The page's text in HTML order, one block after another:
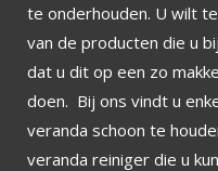
te onderhouden. U wilt
van de producten die u
dat u dit op een zo
doen. Bij ons vindt u
veranda schoon te
veranda reiniger die u